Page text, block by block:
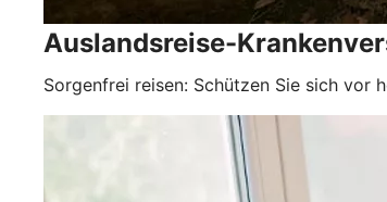
Auslandsreise-
Sorgenfrei reisen: Schützen Sie sich vor